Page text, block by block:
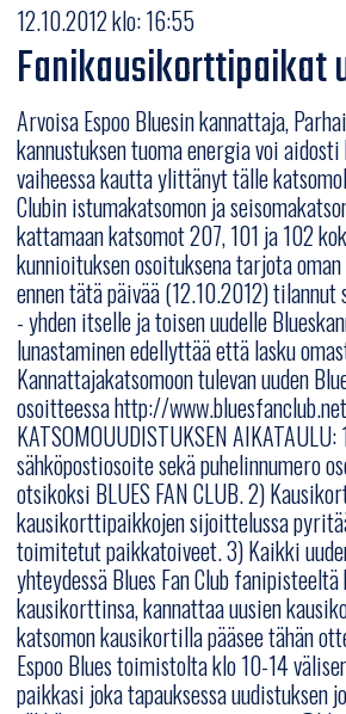
12.10.2012 klo: 16:55
Fanikausikorttipaikat
Arvoisa Espoo Bluesin kannattaja,
kannustuksen tuoma energia voi
vaiheessa kautta ylittänyt tälle
Clubin istumakatsomon ja
kattamaan katsomot 207, 101 ja 102
kunnioituksen osoituksena tarjota
ennen tätä päivää (12.10.2012)
- yhden itselle ja toisen uudelle
lunastaminen edellyttää että lasku
Kannattajakatsomoon tulevan uuden
osoitteessa http://
KATSOMOUUDISTUKSEN
sähköpostiosoite sekä puhelinnumero
otsikoksi BLUES FAN CLUB. 2)
kausikorttipaikkojen sijoittelussa
toimitetut paikkatoiveet. 3) Kaikki
yhteydessä Blues Fan Club
kausikorttinsa, kannattaa uusien
katsomon kausikortilla pääsee tähän
Espoo Blues toimistolta klo 10-14
paikkasi joka tapauksessa